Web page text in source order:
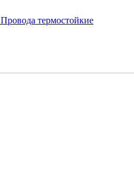
Провода термостойкие